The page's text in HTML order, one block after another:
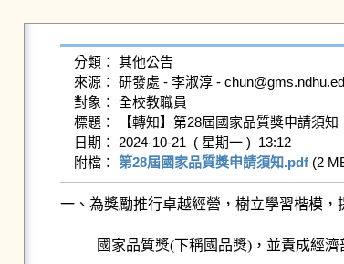
分類： 其他公告
來源： 研發處 - 李淑淳 -
對象： 全校教職員
標題： 【轉知】第28屆國家品質獎申請須知
日期： 2024-10-21  ( 星期一 )  13:12
附檔： 第28屆國家品質獎申請須知.pdf (2
一、為獎勵推行卓越經營，樹立學習楷模
國家品質獎(下稱國品獎)，並責成經